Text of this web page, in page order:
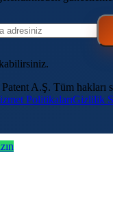
A.Ş. Tüm hakları
PolitikalarıGizlilik